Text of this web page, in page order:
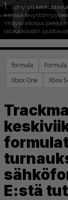
1.Sony on
kanssa
Yhdysvalloissa pelejä
latauskoodin
formula Formula
Xbox One
Xbox
E:stä